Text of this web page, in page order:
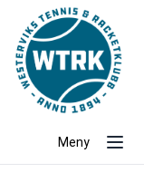
Meny